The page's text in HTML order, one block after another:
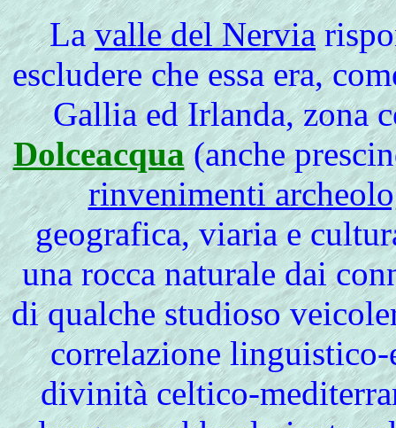
La valle del Nervia
escludere che essa era,
Gallia ed Irlanda, zona
Dolceacqua(anche
rinvenimenti
geografica, viaria e
una rocca naturale dai
di qualche studioso
correlazione
divinità celtico-